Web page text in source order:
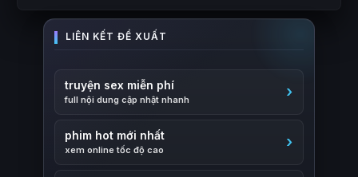
truyện sex miễn phí
full nội dung cập nhật nhanh
phim hot mới nhất
xem online tốc độ cao